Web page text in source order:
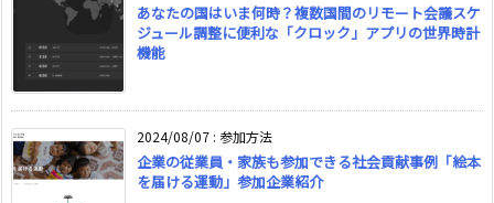
あなたの国はいま何時？複数国間のリモート会議スケ
ジュール調整に便利な「クロック」アプリの世界時計
機能
2024/08/07 : 参加方法
企業の従業員・家族も参加できる社会貢献事例「絵本
を届ける運動」参加企業紹介